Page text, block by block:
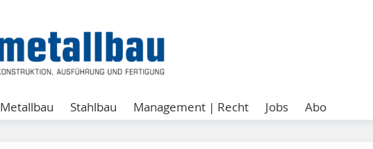
Metallbau Stahlbau Management | Recht Jobs Abo